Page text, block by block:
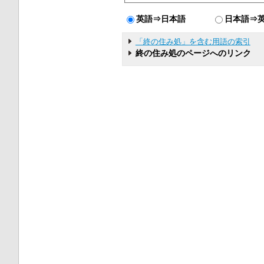
英語⇒日本語 日本語⇒
「終の住み処」を含む用語の索引
終の住み処のページへのリンク